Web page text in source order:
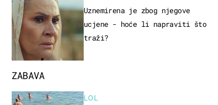
ZABAVA
LOL
Uznemirena je zbog njegove
ucjene - hoće li napraviti što
traži?